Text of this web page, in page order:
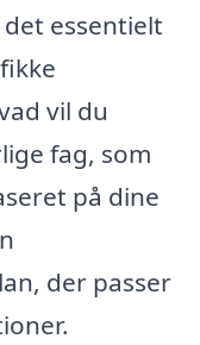
essentielt
vil du
fag, som
på dine
der passer